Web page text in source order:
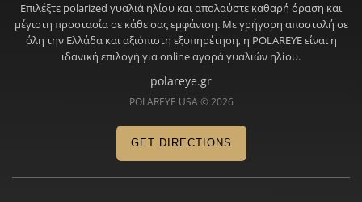
Επιλέξτε polarized γυαλιά ηλίου και απολαύστε καθαρή όραση και
μέγιστη προστασία σε κάθε σας εμφάνιση. Με γρήγορη αποστολή σε
όλη την Ελλάδα και αξιόπιστη εξυπηρέτηση, η POLAREYE είναι η
ιδανική επιλογή για online αγορά γυαλιών ηλίου.
polareye.gr
POLAREYE USA © 2026
GET DIRECTIONS